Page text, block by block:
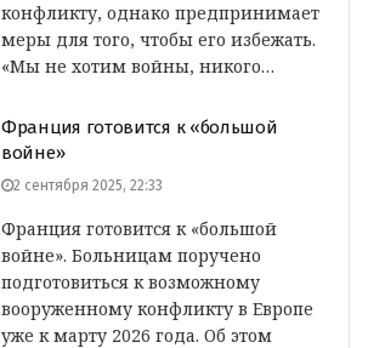
конфликту, однако предпринимает
меры для того, чтобы его избежать.
«Мы не хотим войны, никого…
Франция готовится к «большой
войне»
2 сентября 2025, 22:33
Франция готовится к «большой
войне». Больницам поручено
подготовиться к возможному
вооруженному конфликту в Европе
уже к марту 2026 года. Об этом